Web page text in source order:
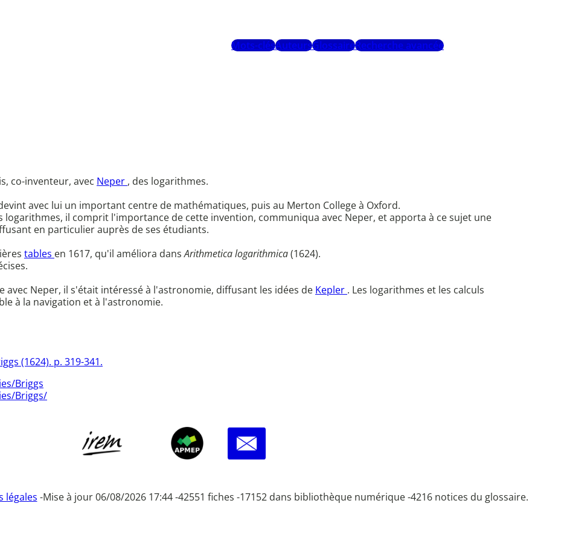
Mots-clésAuteursGlossaireRecherche avancée
co-inventeur, avec Neper , des logarithmes.
avec lui un important centre de mathématiques, puis au Merton College à Oxford.
logarithmes, il comprit l'importance de cette invention, communiqua avec Neper, et apporta à ce sujet une
en particulier auprès de ses étudiants.
tables en 1617, qu'il améliora dansArithmetica logarithmica(1624).
avec Neper, il s'était intéressé à l'astronomie, diffusant les idées de Kepler . Les logarithmes et les calculs
à la navigation et à l'astronomie.
(1624). p. 319-341.
Briggs
Briggs/
légales -Mise à jour 06/08/2026 17:44 -42551 fiches -17152 dans bibliothèque numérique -4216 notices du glossaire.